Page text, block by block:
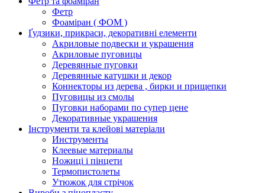
Фетр
Фоаміран ( ФОМ )
Ґудзики, прикраси, декоративні елементи
Акриловые подвески и украшения
Акриловые пуговицы
Деревянные пуговки
Деревянные катушки и декор
Коннекторы из дерева , бирки и прищепки
Пуговицы из смолы
Пуговки наборами по супер цене
Декоративные украшения
Інструменти та клейові матеріали
Инструменты
Клеевые материалы
Ножиці і пінцети
Термопистолеты
Утюжок для стрічок